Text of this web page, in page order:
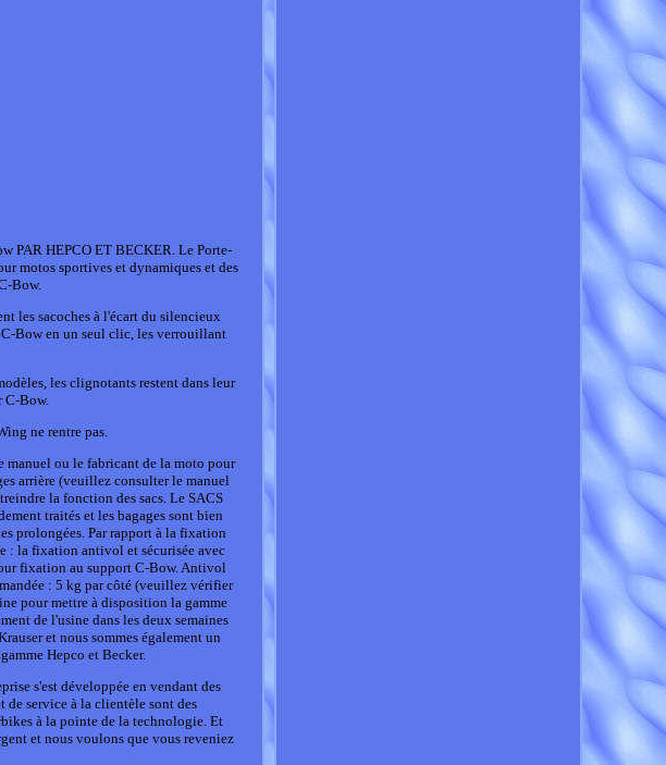
PAR HEPCO ET BECKER. Le Porte-
motos sportives et dynamiques et des
Bow.
les sacoches à l'écart du silencieux
Bow en un seul clic, les verrouillant
les clignotants restent dans leur
C-Bow.
ne rentre pas.
manuel ou le fabricant de la moto pour
arrière (veuillez consulter le manuel
la fonction des sacs. Le SACS
traités et les bagages sont bien
prolongées. Par rapport à la fixation
: la fixation antivol et sécurisée avec
fixation au support C-Bow. Antivol
: 5 kg par côté (veuillez vérifier
pour mettre à disposition la gamme
de l'usine dans les deux semaines
et nous sommes également un
Hepco et Becker.
s'est développée en vendant des
de service à la clientèle sont des
à la pointe de la technologie. Et
et nous voulons que vous reveniez